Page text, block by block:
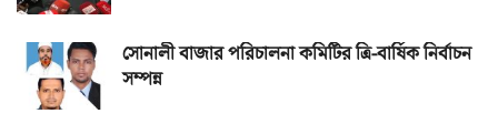
সোনালী বাজার পরিচালনা কমিটির ত্রি-বার্ষিক নির্বাচন
সম্পন্ন